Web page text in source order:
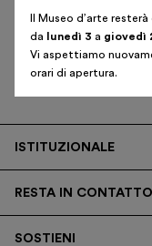
Biglietti
Area riservata
Shop
ItalianoEnglish
Iscriviti alla
ISTITUZIONALE
Trasparenza
RESTA IN CONTATTO
SOSTIENI
Il Museo d’arte
da
lunedì 3 a giovedì
Vi aspettiamo
orari di apertura.